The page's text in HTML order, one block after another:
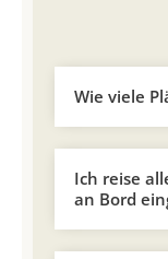
Wie viele
Ich reise
an Bord